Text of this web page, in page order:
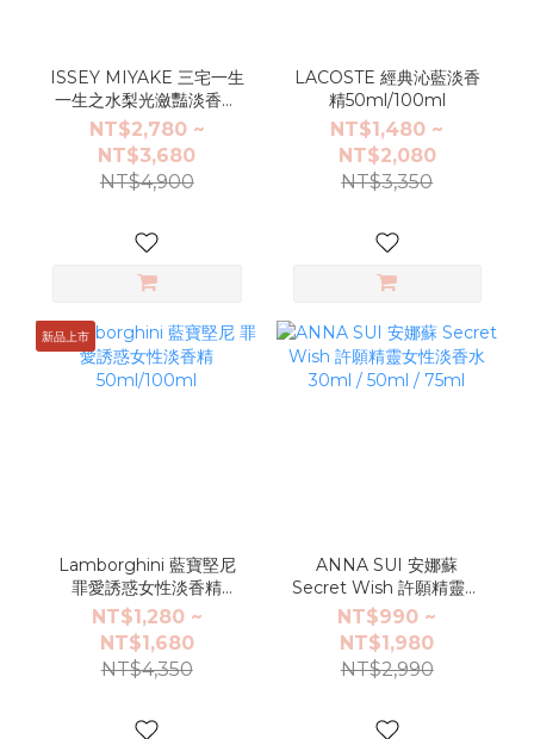
ISSEY MIYAKE 三宅一生
一生之水梨光瀲豔淡香精
50ml/100ml
NT$2,780 ~
NT$3,680
NT$4,900
LACOSTE 經典沁藍淡香
精50ml/100ml
NT$1,480 ~
NT$2,080
NT$3,350
新品上市
Lamborghini 藍寶堅尼
罪愛誘惑女性淡香精
50ml/100ml
NT$1,280 ~
NT$1,680
NT$4,350
ANNA SUI 安娜蘇
Secret Wish 許願精靈女
性淡香水 30ml / 50ml /
75ml
NT$990 ~
NT$1,980
NT$2,990